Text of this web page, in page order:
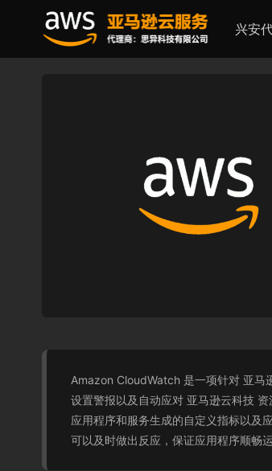
兴安
Amazon CloudWatch 是一项针对 亚马
设置警报以及自动应对 亚马逊云科技
应用程序和服务生成的自定义指标以及
可以及时做出反应，保证应用程序顺畅运